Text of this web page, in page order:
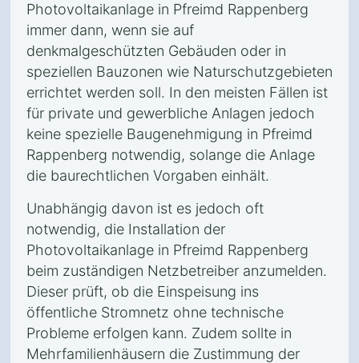
Photovoltaikanlage in Pfreimd Rappenberg
immer dann, wenn sie auf
denkmalgeschützten Gebäuden oder in
speziellen Bauzonen wie Naturschutzgebieten
errichtet werden soll. In den meisten Fällen ist
für private und gewerbliche Anlagen jedoch
keine spezielle Baugenehmigung in Pfreimd
Rappenberg notwendig, solange die Anlage
die baurechtlichen Vorgaben einhält.
Unabhängig davon ist es jedoch oft
notwendig, die Installation der
Photovoltaikanlage in Pfreimd Rappenberg
beim zuständigen Netzbetreiber anzumelden.
Dieser prüft, ob die Einspeisung ins
öffentliche Stromnetz ohne technische
Probleme erfolgen kann. Zudem sollte in
Mehrfamilienhäusern die Zustimmung der